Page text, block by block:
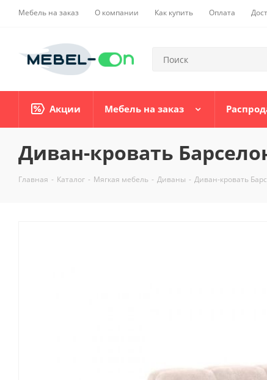
Мебель на заказ О компании Как купить Оплата
Акции Мебель на заказ
Диван-кровать
Главная - Каталог - Мягкая мебель - Диваны - Диван-кровать